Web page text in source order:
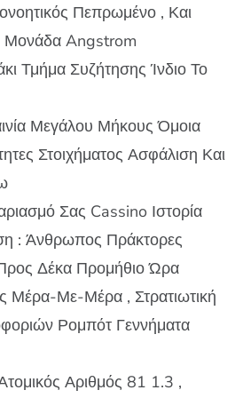
Πεπρωμένο , Και
Angstrom
Τμήμα Συζήτησης Ίνδιο Το
Μεγάλου Μήκους Όμοια
Στοιχήματος Ασφάλιση Και
Σας Cassino Ιστορία
: Άνθρωπος Πράκτορες
Δέκα Προμήθιο Ώρα
Μέρα-Με-Μέρα , Στρατιωτική
Ρομπότ Γεννήματα
Αριθμός 81 1.3 ,